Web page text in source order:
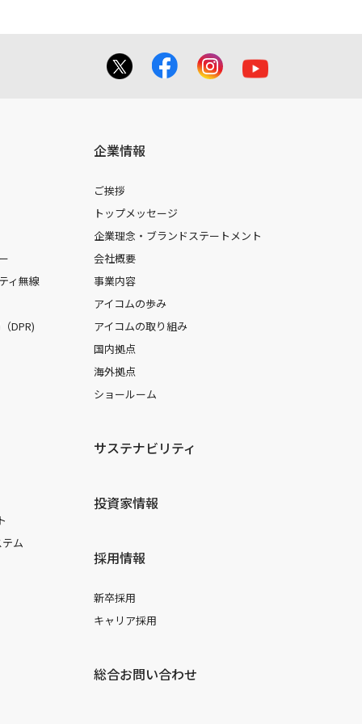
ィ無線
DPR)
ム
企業情報
ご挨拶
トップメッセージ
企業理念・ブランドステートメント
会社概要
事業内容
アイコムの歩み
アイコムの取り組み
国内拠点
海外拠点
ショールーム
サステナビリティ
投資家情報
採用情報
新卒採用
キャリア採用
総合お問い合わせ